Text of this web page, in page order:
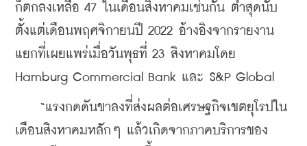
ก็ตกลงเหลือ 47 ในเดือนสิงหาคมเช่นกัน ต่ำสุดนับ
ตั้งแต่เดือนพฤศจิกายนปี 2022 อ้างอิงจากรายงาน
แยกที่เผยแพร่เมื่อวันพุธที่ 23 สิงหาคมโดย
Hamburg Commercial Bank และ S&P Global
“แรงกดดันขาลงที่ส่งผลต่อเศรษฐกิจเขตยุโรปใน
เดือนสิงหาคมหลักๆ แล้วเกิดจากภาคบริการของ